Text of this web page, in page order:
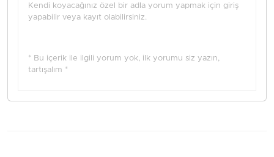
Kendi koyacağınız özel bir adla yorum yapmak için giriş
yapabilir veya kayıt olabilirsiniz.
* Bu içerik ile ilgili yorum yok, ilk yorumu siz yazın,
tartışalım *